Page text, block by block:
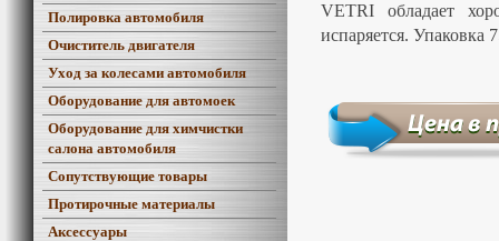
Полировка автомобиля
Очиститель двигателя
Уход за колесами автомобиля
Оборудование для автомоек
Оборудование для химчистки
салона автомобиля
Сопутствующие товары
Протирочные материалы
Аксессуары
VETRI обладает
испаряется. Упаковка